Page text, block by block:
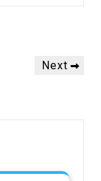
Next
Next